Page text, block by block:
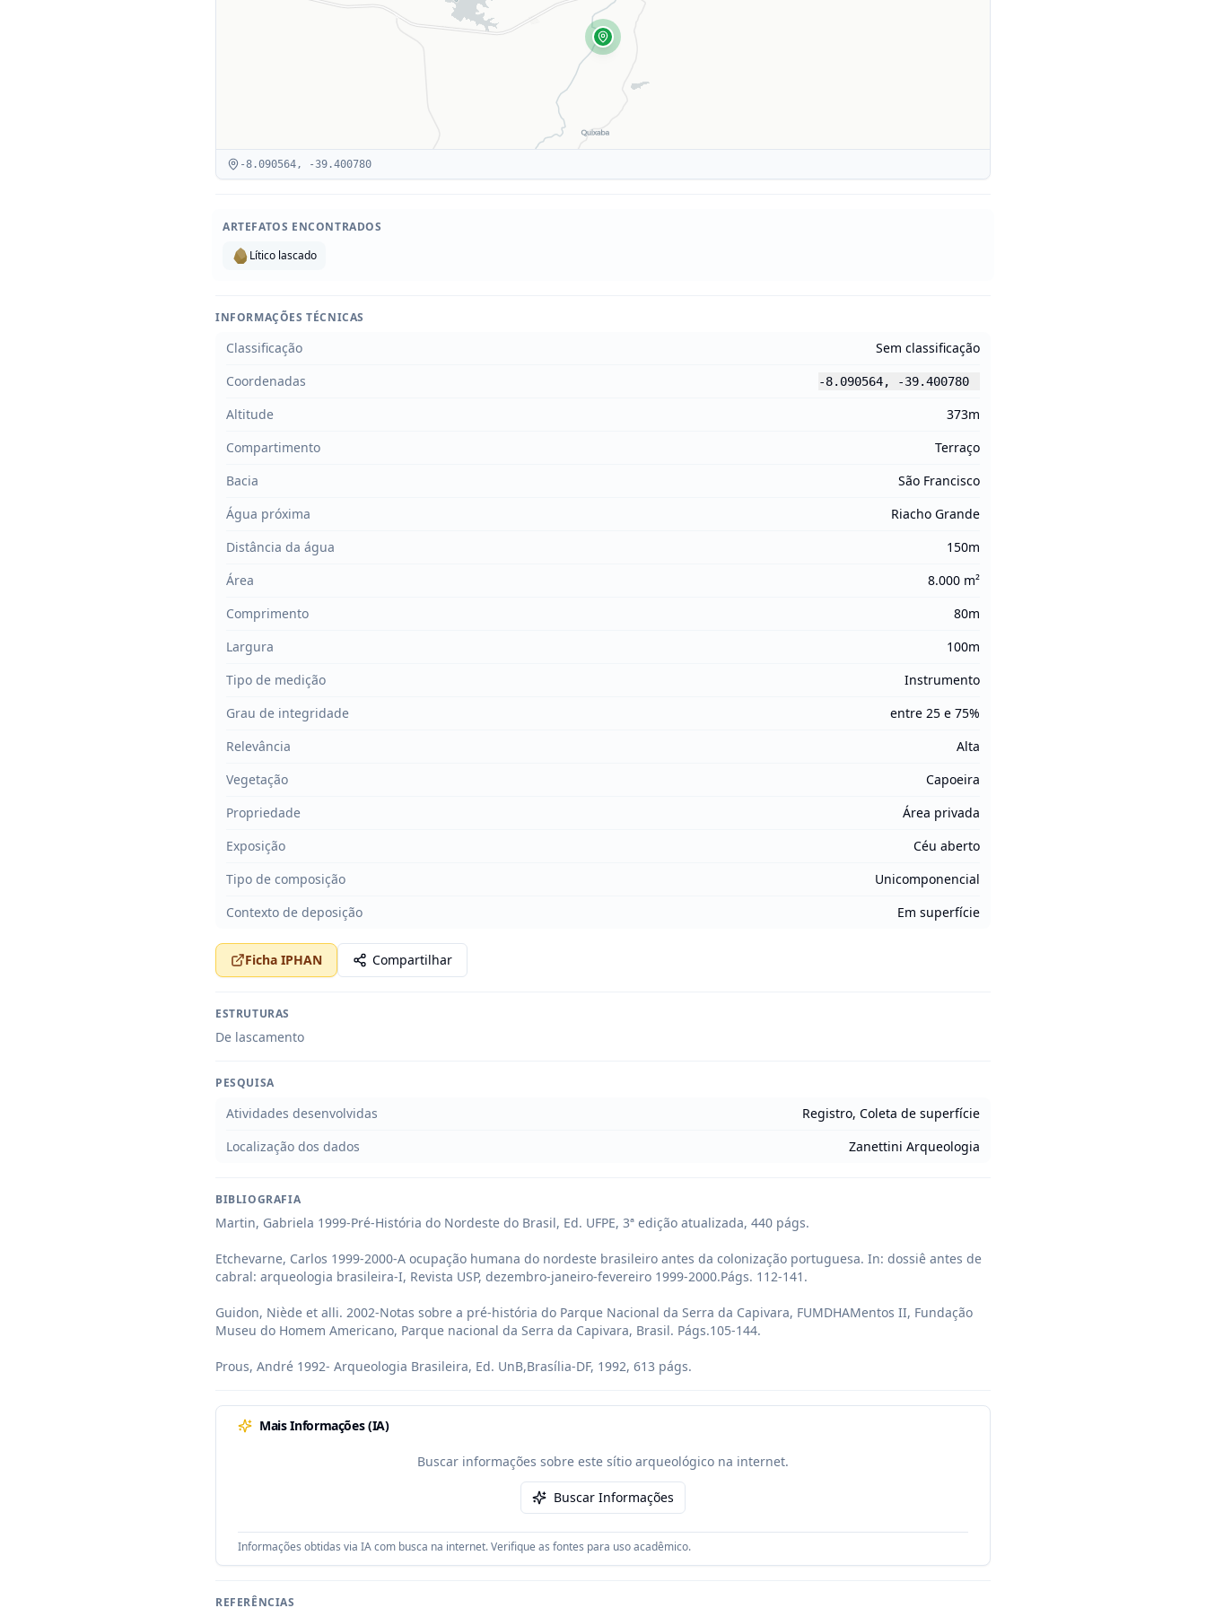
-8.090564, -39.400780
ARTEFATOS ENCONTRADOS
Lítico lascado
INFORMAÇÕES TÉCNICAS
Classificação
Sem classificação
Coordenadas
-8.090564, -39.400780
Altitude
373m
Compartimento
Terraço
Bacia
São Francisco
Água próxima
Riacho Grande
Distância da água
150m
Área
8.000 m²
Comprimento
80m
Largura
100m
Tipo de medição
Instrumento
Grau de integridade
entre 25 e 75%
Relevância
Alta
Vegetação
Capoeira
Propriedade
Área privada
Exposição
Céu aberto
Tipo de composição
Unicomponencial
Contexto de deposição
Em superfície
Ficha IPHAN Compartilhar
ESTRUTURAS
De lascamento
PESQUISA
Atividades desenvolvidas
Registro, Coleta de superfície
Localização dos dados
Zanettini Arqueologia
BIBLIOGRAFIA
Martin, Gabriela 1999-Pré-História do Nordeste do Brasil, Ed. UFPE, 3ª edição atualizada, 440 págs.
Etchevarne, Carlos 1999-2000-A ocupação humana do nordeste brasileiro antes da colonização portuguesa. In: dossiê antes de
cabral: arqueologia brasileira-I, Revista USP, dezembro-janeiro-fevereiro 1999-2000.Págs. 112-141.
Guidon, Niède et alli. 2002-Notas sobre a pré-história do Parque Nacional da Serra da Capivara, FUMDHAMentos II, Fundação
Museu do Homem Americano, Parque nacional da Serra da Capivara, Brasil. Págs.105-144.
Prous, André 1992- Arqueologia Brasileira, Ed. UnB,Brasília-DF, 1992, 613 págs.
Mais Informações (IA)
Buscar informações sobre este sítio arqueológico na internet.
Buscar Informações
Informações obtidas via IA com busca na internet. Verifique as fontes para uso acadêmico.
REFERÊNCIAS